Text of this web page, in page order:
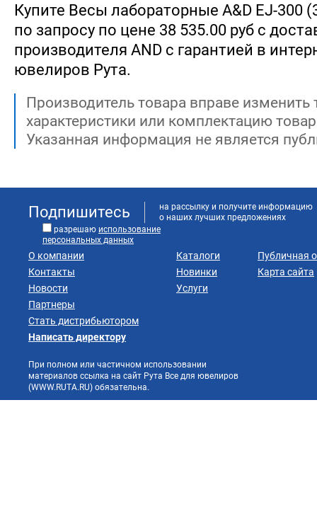
Купите Весы лабораторные A&D EJ-300
по запросу по цене 38 535.00 руб с
производителя AND с гарантией в
ювелиров Рута.
Производитель товара вправе изменить
характеристики или комплектацию
Указанная информация не является
Подпишитесь
на рассылку и получите информацию
о наших лучших предложениях
разрешаю использование
персональных данных
О компании
Контакты
Новости
Партнеры
Стать дистрибьютором
Каталоги
Новинки
Услуги
Публичная
Карта сайта
Написать директору
При полном или частичном использовании
материалов ссылка на сайт Рута Все для ювелиров
(WWW.RUTA.RU) обязательна.